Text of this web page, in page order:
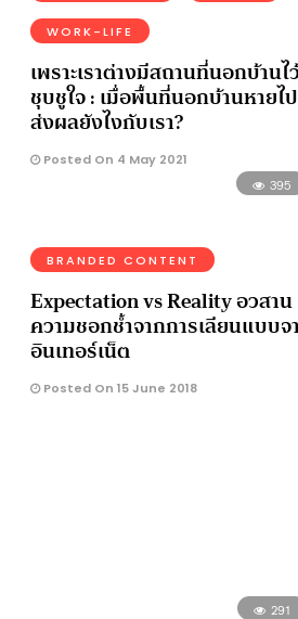
WORK-LIFE
เพราะเราต่างมีสถานที่นอกบ้านไ
ชุบชูใจ : เมื่อพื้นที่นอกบ้านหายไป
ส่งผลยังไงกับเรา?
Posted On 4 May 2021
395
BRANDED CONTENT
Expectation vs Reality อวสาน
ความชอกช้ำจากการเลียนแบบจ
อินเทอร์เน็ต
Posted On 15 June 2018
291